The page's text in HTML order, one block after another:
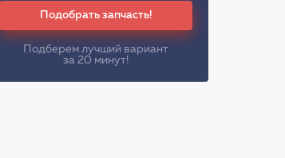
Подобрать запчасть!
Подберем лучший вариант
за 20 минут!